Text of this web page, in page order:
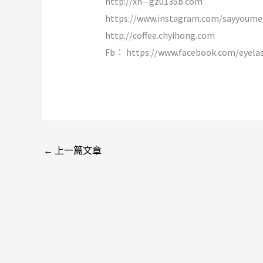
https://www.instagram.com/
http://coffee.chyihong.com
Fb︰ https://www.facebook.com/
← 上一篇文章